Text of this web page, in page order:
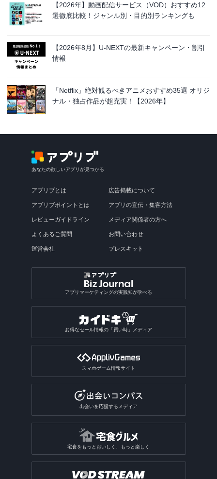
【2026年】動画配信サービス（VOD）おすすめ12
選徹底比較！ジャンル別・目的別ランキングも
【2026年8月】U-NEXTの最新キャンペーン・割引
情報
「Netflix」絶対観るべきアニメおすすめ35選 オリジ
ナル・独占作品が超充実！【2026年】
あなたの欲しいアプリが見つかる
アプリブとは
アプリブポイントとは
レビューガイドライン
よくあるご質問
運営会社
広告掲載について
アプリの宣伝・集客方法
メディア関係者の方へ
お問い合わせ
プレスキット
アプリマーケティングの実践知が学べる
お得なセール情報の「買い時」メディア
スマホゲーム情報サイト
出会いを応援するメディア
宅食をもっとおいしく、もっと楽しく